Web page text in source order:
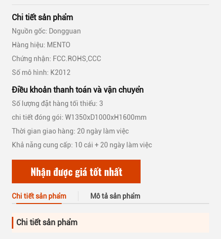
Chi tiết sản phẩm
Nguồn gốc: Dongguan
Hàng hiệu: MENTO
Chứng nhận: FCC.ROHS,CCC
Số mô hình: K2012
Điều khoản thanh toán và vận chuyển
Số lượng đặt hàng tối thiểu: 3
chi tiết đóng gói: W1350xD1000xH1600mm
Thời gian giao hàng: 20 ngày làm việc
Khả năng cung cấp: 10 cái + 20 ngày làm việc
Nhận được giá tốt nhất
Chi tiết sản phẩm Mô tả sản phẩm
Chi tiết sản phẩm